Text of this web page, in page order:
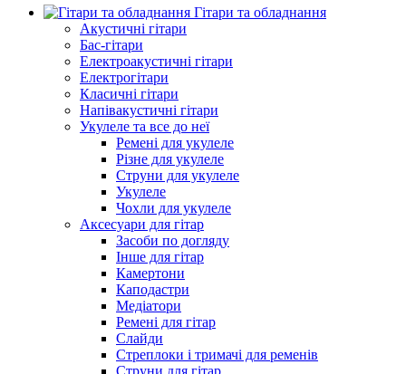
Гітари та обладнання
Акустичні гітари
Бас-гітари
Електроакустичні гітари
Електрогітари
Класичні гітари
Напівакустичні гітари
Укулеле та все до неї
Ремені для укулеле
Різне для укулеле
Струни для укулеле
Укулеле
Чохли для укулеле
Аксесуари для гітар
Засоби по догляду
Інше для гітар
Камертони
Каподастри
Медіатори
Ремені для гітар
Слайди
Стреплоки і тримачі для ременів
Струни для гітар